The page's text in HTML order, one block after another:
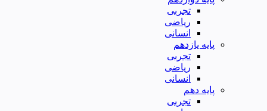
تجربی
ریاضی
انسانی
پایه یازدهم
تجربی
ریاضی
انسانی
پایه دهم
تجربی